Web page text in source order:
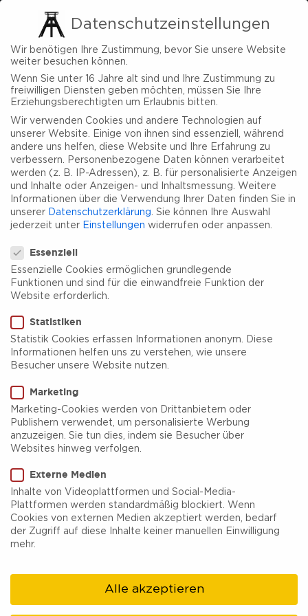
Kommse aus
Bottrop...
Wie überall im Ruhrgebiet herrscht auch in Bottrop
absolute Fußballbegeisterung. Hautnah zu erleben
zum Beispiel in der TraditionskneipeHürterin der
Motto „Wir im Revier“ wird hier begeistert Fußball
geschaut und gefachsimpelt.
Datenschutzeinstellungen
Wir benötigen Ihre Zustimmung, bevor Sie unsere Website
weiter besuchen können.
Wenn Sie unter 16 Jahre alt sind und Ihre Zustimmung zu
freiwilligen Diensten geben möchten, müssen Sie Ihre
Erziehungsberechtigten um Erlaubnis bitten.
Wir verwenden Cookies und andere Technologien auf
unserer Website. Einige von ihnen sind essenziell, während
andere uns helfen, diese Website und Ihre Erfahrung zu
verbessern.
Personenbezogene Daten können verarbeitet
werden (z. B. IP-Adressen), z. B. für personalisierte Anzeigen
und Inhalte oder Anzeigen- und Inhaltsmessung.
Weitere
Informationen über die Verwendung Ihrer Daten finden Sie in
unserer
Datenschutzerklärung Sie können Ihre Auswahl
jederzeit unter Einstellungen widerrufen oder anpassen.
Essenziell
Essenzielle Cookies ermöglichen grundlegende
Funktionen und sind für die einwandfreie Funktion der
Website erforderlich.
Statistiken
Statistik Cookies erfassen Informationen anonym. Diese
Informationen helfen uns zu verstehen, wie unsere
Besucher unsere Website nutzen.
Marketing
Marketing-Cookies werden von Drittanbietern oder
Publishern verwendet, um personalisierte Werbung
anzuzeigen. Sie tun dies, indem sie Besucher über
Websites hinweg verfolgen.
Externe Medien
Inhalte von Videoplattformen und Social-Media-
Plattformen werden standardmäßig blockiert. Wenn
Cookies von externen Medien akzeptiert werden, bedarf
der Zugriff auf diese Inhalte keiner manuellen Einwilligung
mehr.
Alle akzeptieren